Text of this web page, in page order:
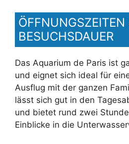
ÖFFNUNGSZEITEN
BESUCHSDAUER
Das Aquarium de Paris ist
und eignet sich ideal für
Ausflug mit der ganzen
lässt sich gut in den
und bietet rund zwei
Einblicke in die